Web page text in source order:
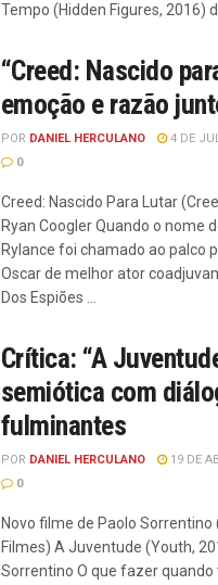
Tempo (Hidden Figures, 2016)
“Creed: Nascido
emoção e razão
POR DANIEL HERCULANO
4 DE
0
Creed: Nascido Para Lutar
Ryan Coogler Quando o nome
Rylance foi chamado ao palco
Oscar de melhor ator
Dos Espiões ...
Crítica: “A
semiótica com
fulminantes
POR DANIEL HERCULANO
19 DE
0
Novo filme de Paolo Sorrentino
Filmes) A Juventude (Youth,
Sorrentino O que fazer quando